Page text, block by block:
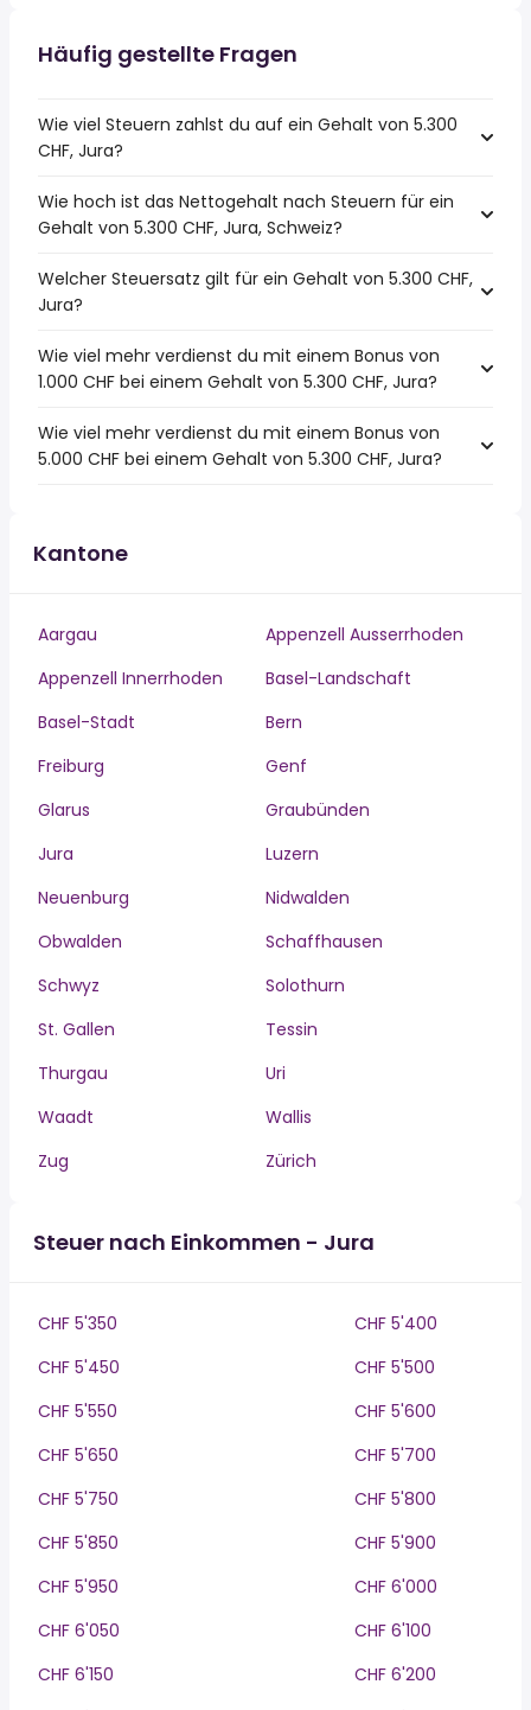
Häufig gestellte Fragen
Wie viel Steuern zahlst du auf ein Gehalt von 5.300
CHF, Jura?
Wie hoch ist das Nettogehalt nach Steuern für ein
Gehalt von 5.300 CHF, Jura, Schweiz?
Welcher Steuersatz gilt für ein Gehalt von 5.300 CHF,
Jura?
Wie viel mehr verdienst du mit einem Bonus von
1.000 CHF bei einem Gehalt von 5.300 CHF, Jura?
Wie viel mehr verdienst du mit einem Bonus von
5.000 CHF bei einem Gehalt von 5.300 CHF, Jura?
Kantone
Aargau
Appenzell Ausserrhoden
Appenzell Innerrhoden
Basel-Landschaft
Basel-Stadt
Bern
Freiburg
Genf
Glarus
Graubünden
Jura
Luzern
Neuenburg
Nidwalden
Obwalden
Schaffhausen
Schwyz
Solothurn
St. Gallen
Tessin
Thurgau
Uri
Waadt
Wallis
Zug
Zürich
Steuer nach Einkommen - Jura
CHF 5'350
CHF 5'400
CHF 5'450
CHF 5'500
CHF 5'550
CHF 5'600
CHF 5'650
CHF 5'700
CHF 5'750
CHF 5'800
CHF 5'850
CHF 5'900
CHF 5'950
CHF 6'000
CHF 6'050
CHF 6'100
CHF 6'150
CHF 6'200